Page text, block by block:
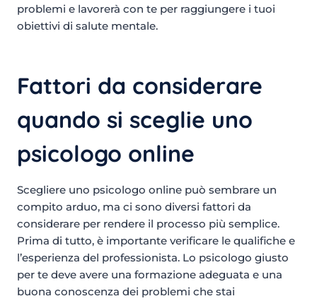
problemi e lavorerà con te per raggiungere i tuoi
obiettivi di salute mentale.
Fattori da considerare
quando si sceglie uno
psicologo online
Scegliere uno psicologo online può sembrare un
compito arduo, ma ci sono diversi fattori da
considerare per rendere il processo più semplice.
Prima di tutto, è importante verificare le qualifiche e
l’esperienza del professionista. Lo psicologo giusto
per te deve avere una formazione adeguata e una
buona conoscenza dei problemi che stai